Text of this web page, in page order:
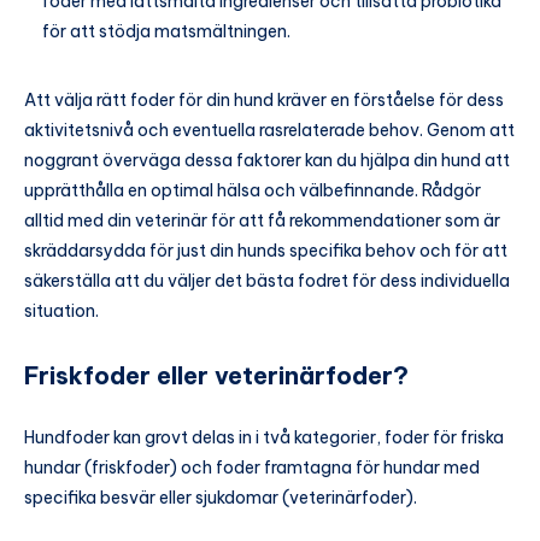
för att stödja matsmältningen.
Att välja rätt foder för din hund kräver en förståelse för dess
aktivitetsnivå och eventuella rasrelaterade behov. Genom att
noggrant överväga dessa faktorer kan du hjälpa din hund att
upprätthålla en optimal hälsa och välbefinnande. Rådgör
alltid med din veterinär för att få rekommendationer som är
skräddarsydda för just din hunds specifika behov och för att
säkerställa att du väljer det bästa fodret för dess individuella
situation.
Friskfoder eller veterinärfoder?
Hundfoder kan grovt delas in i två kategorier, foder för friska
hundar (friskfoder) och foder framtagna för hundar med
specifika besvär eller sjukdomar (veterinärfoder).